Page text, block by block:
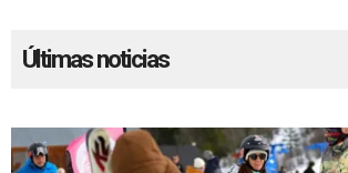
Últimas noticias